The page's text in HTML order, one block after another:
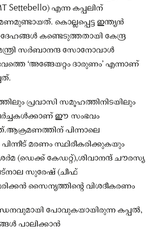
Settebello) എന്ന കപ്പലിന്
കൊല്ലപ്പെട്ട ഇന്ത്യൻ
കണ്ടെടുത്തതായി കേന്ദ്ര
സർബാനന്ദ സോനോവാൾ
‘അങ്ങേയറ്റം ദാരുണം’ എന്നാണ്
പ്രവാസി സമൂഹത്തിനിടയിലും
ഈ സംഭവം
പിന്നാലെ
മരണം സ്ഥിരീകരിക്കുകയും
(ഡെക്ക് കേഡറ്റ്),ശിവാനന്ദ് ചൗരസ്യ
സുരേഷ് (ചീഫ്
സൈന്യത്തിന്റെ വിശദീകരണം
പോവുകയായിരുന്ന കപ്പൽ,
പാലിക്കാൻ